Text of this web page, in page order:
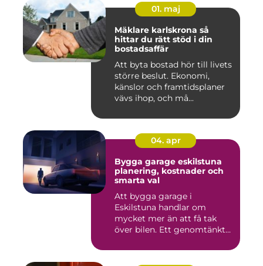
01. maj
Mäklare karlskrona så
hittar du rätt stöd i din
bostadsaffär
Att byta bostad hör till livets
större beslut. Ekonomi,
känslor och framtidsplaner
vävs ihop, och må...
04. apr
Bygga garage eskilstuna
planering, kostnader och
smarta val
Att bygga garage i
Eskilstuna handlar om
mycket mer än att få tak
över bilen. Ett genomtänkt